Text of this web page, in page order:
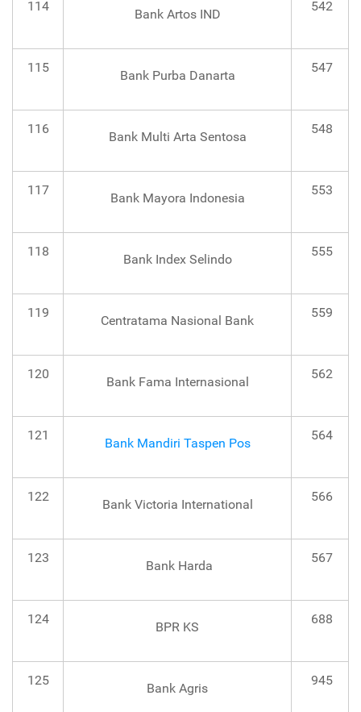
114
Bank Artos IND
542
115
Bank Purba Danarta
547
116
Bank Multi Arta Sentosa
548
117
Bank Mayora Indonesia
553
118
Bank Index Selindo
555
119
Centratama Nasional Bank
559
120
Bank Fama Internasional
562
121
Bank Mandiri Taspen Pos
564
122
Bank Victoria International
566
123
Bank Harda
567
124
BPR KS
688
125
Bank Agris
945